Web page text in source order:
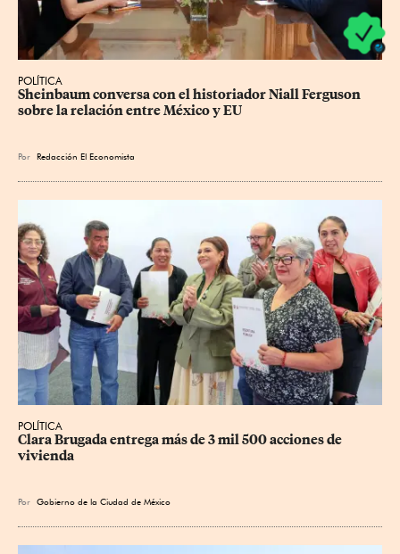
POLÍTICA
Sheinbaum conversa con el historiador Niall Ferguson
sobre la relación entre México y EU
Por Redacción El Economista
POLÍTICA
Clara Brugada entrega más de 3 mil 500 acciones de
vivienda
Por Gobierno de la Ciudad de México